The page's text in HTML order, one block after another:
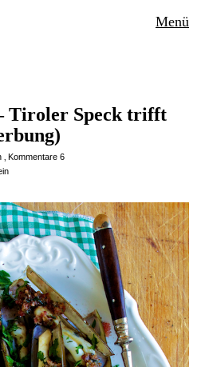
Menü
Tiroler Speck trifft
Kommentare 6